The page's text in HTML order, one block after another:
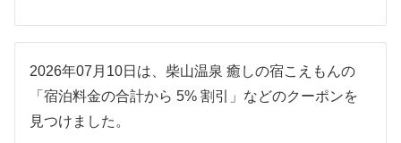
2026年07月10日は、柴山温泉 癒しの宿こえもんの
「宿泊料金の合計から 5% 割引」などのクーポンを
見つけました。